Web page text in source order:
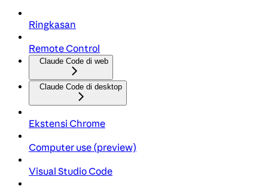
Ringkasan
Remote Control
Claude Code di web
Claude Code di desktop
Ekstensi Chrome
Computer use (preview)
Visual Studio Code